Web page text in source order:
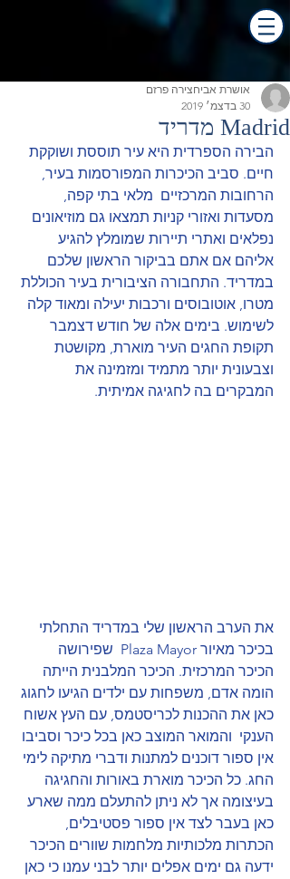
Madrid מדריד
אושרת אביחצירה פרזם
30 בדצמ׳ 2019
הבירה הספרדית היא עיר תוססת ושוקקת
חיים. סביב הכיכרות המפורסמות בעיר,
הרחובות המרכזיים  מלאי בתי קפה,
מסעדות ואזורי קניות תמצאו גם מוזיאונים
נפלאים ואתרי תיירות שמומלץ להגיע
אליהם אם אתם בביקור הראשון שלכם
במדריד. התחבורה הציבורית בעיר הכוללת
מטרו, אוטובוסים ורכבות יעילה ומאוד קלה
לשימוש. בימים אלה של חודש דצמבר
תקופת החגים העיר מוארת, מקושטת
וצבעונית יותר מתמיד ומזמינה את
המבקרים בה לחגיגה אמיתית.
את הערב הראשון שלי במדריד התחלתי
בכיכר מאיור Plaza Mayor  שפירושה
הכיכר המרכזית. הכיכר המלבנית הייתה
הומה אדם, משפחות עם ילדים הגיעו לחגוג
כאן את ההכנות לכריסטמס, עם העץ אשוח
הענקי  והמואר המוצב כאן בכל כיכר וסביבו
אין ספור דוכנים למתנות ודברי מתיקה לימי
החג. כל הכיכר מוארת באורות והחגיגה
בעיצומה אך לא ניתן להתעלם ממה שארע
כאן בעבר לצד אין ספור פסטיבלים,
הכתרות מלכותיות מלחמות שוורים הכיכר
ידעה גם ימים אפלים יותר לבני עמנו כי כאן